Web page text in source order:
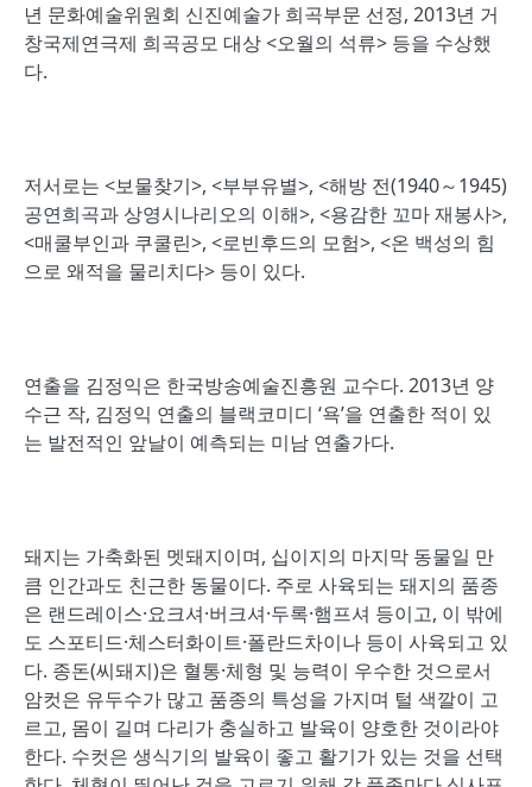
년 문화예술위원회 신진예술가 희곡부문 선정, 2013년 거
창국제연극제 희곡공모 대상 <오월의 석류> 등을 수상했
다.
저서로는 <보물찾기>, <부부유별>, <해방 전(1940～1945)
공연희곡과 상영시나리오의 이해>, <용감한 꼬마 재봉사>,
<매쿨부인과 쿠쿨린>, <로빈후드의 모험>, <온 백성의 힘
으로 왜적을 물리치다> 등이 있다.
연출을 김정익은 한국방송예술진흥원 교수다. 2013년 양
수근 작, 김정익 연출의 블랙코미디 ‘욕’을 연출한 적이 있
는 발전적인 앞날이 예측되는 미남 연출가다.
돼지는 가축화된 멧돼지이며, 십이지의 마지막 동물일 만
큼 인간과도 친근한 동물이다. 주로 사육되는 돼지의 품종
은 랜드레이스·요크셔·버크셔·두록·햄프셔 등이고, 이 밖에
도 스포티드·체스터화이트·폴란드차이나 등이 사육되고 있
다. 종돈(씨돼지)은 혈통·체형 및 능력이 우수한 것으로서
암컷은 유두수가 많고 품종의 특성을 가지며 털 색깔이 고
르고, 몸이 길며 다리가 충실하고 발육이 양호한 것이라야
한다. 수컷은 생식기의 발육이 좋고 활기가 있는 것을 선택